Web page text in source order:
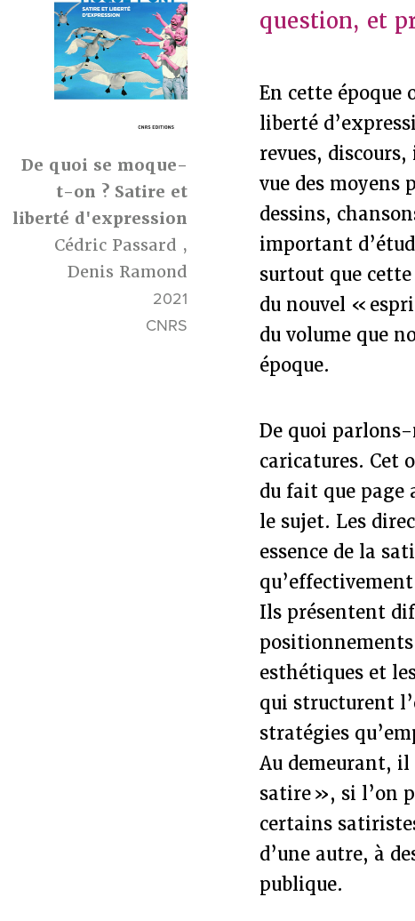
De quoi se moque-
t-on ? Satire et
liberté d'expression
Cédric Passard ,
Denis Ramond
2021
CNRS
question, et
En cette époque
liberté
revues,
vue des moyens
dessins,
important
surtout que
du nouvel «
du volume que
époque.
De quoi parlons-
caricatures. Cet
du fait que page
le sujet. Les
essence de la
Ils présentent
esthétiques et
qui structurent
stratégies
Au demeurant, il
satire », si l’on
certains
d’une autre, à
publique.